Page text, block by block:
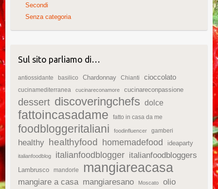
Secondi
Senza categoria
Sul sito parliamo di…
antiossidante basilico Chardonnay Chianti cioccolato
cucinamediterranea cucinareconamore cucinareconpassione
dessert discoveringchefs dolce
fattoincasadame fatto in casa da me
foodbloggeritaliani foodinfluencer gamberi
healthy healthyfood homemadefood ideaparty
italianfoodblog italianfoodblogger italianfoodbloggers
Lambrusco mandorle mangiareacasa
mangiare a casa mangiaresano Moscato
olio